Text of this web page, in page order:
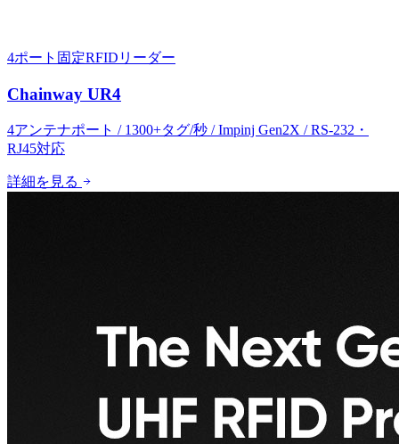
4ポート固定RFIDリーダー
Chainway UR4
4アンテナポート / 1300+タグ/秒 / Impinj Gen2X / RS-232・
RJ45対応
詳細を見る